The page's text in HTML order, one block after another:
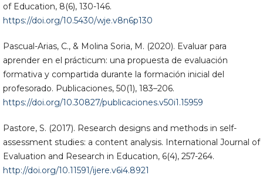
of Education, 8(6), 130-146.
https://doi.org/10.5430/wje.v8n6p130
Pascual-Arias, C., & Molina Soria, M. (2020). Evaluar para
aprender en el prácticum: una propuesta de evaluación
formativa y compartida durante la formación inicial del
profesorado. Publicaciones, 50(1), 183–206.
https://doi.org/10.30827/publicaciones.v50i1.15959
Pastore, S. (2017). Research designs and methods in self-
assessment studies: a content analysis. International Journal of
Evaluation and Research in Education, 6(4), 257-264.
http://doi.org/10.11591/ijere.v6i4.8921